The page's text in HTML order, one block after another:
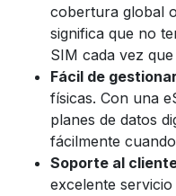
cobertura global
significa que no
SIM cada vez
Fácil de
físicas. Con una
planes de datos
fácilmente
Soporte al
excelente